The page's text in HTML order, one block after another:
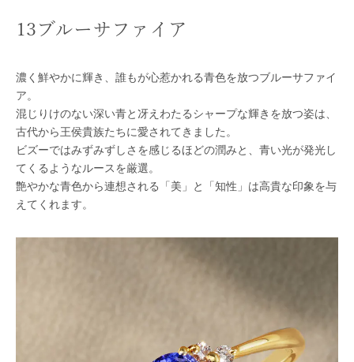
13ブルーサファイア
濃く鮮やかに輝き、誰もが心惹かれる青色を放つブルーサファイ
ア。
混じりけのない深い青と冴えわたるシャープな輝きを放つ姿は、
古代から王侯貴族たちに愛されてきました。
ビズーではみずみずしさを感じるほどの潤みと、青い光が発光し
てくるようなルースを厳選。
艶やかな青色から連想される「美」と「知性」は高貴な印象を与
えてくれます。